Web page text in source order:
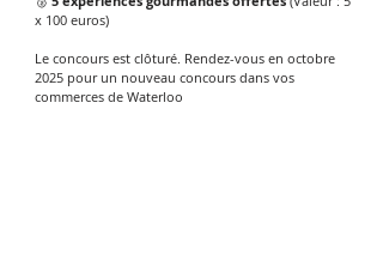
x 100 euros)
Le concours est clôturé. Rendez-vous en octobre
2025 pour un nouveau concours dans vos
commerces de Waterloo